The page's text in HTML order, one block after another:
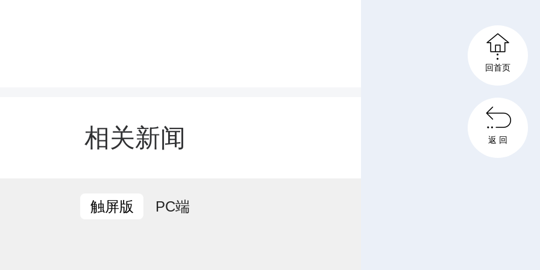
年10月15日（星期三）上午9：
、听证会地点
相关新闻
触屏版 PC端

回首页

返 回